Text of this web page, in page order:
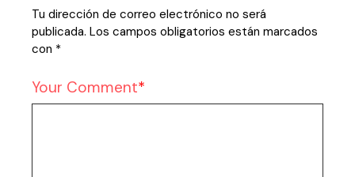
Tu dirección de correo electrónico no será
publicada. Los campos obligatorios están marcados
con *
Your Comment